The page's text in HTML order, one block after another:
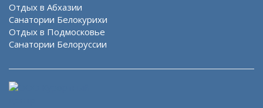
Отдых в Абхазии
Санатории Белокурихи
Отдых в Подмосковье
Санатории Белоруссии